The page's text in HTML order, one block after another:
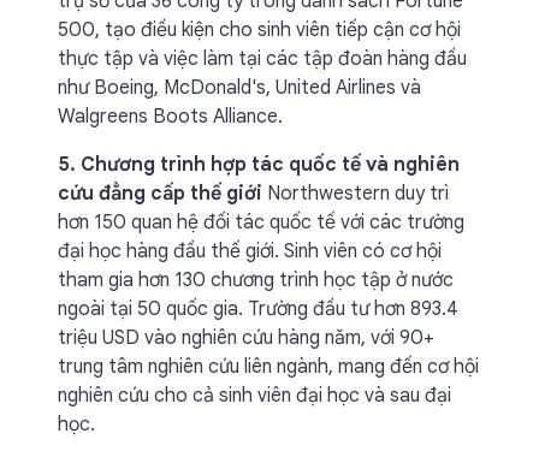
500, tạo điều kiện cho sinh viên tiếp cận cơ hội
thực tập và việc làm tại các tập đoàn hàng đầu
như Boeing, McDonald's, United Airlines và
Walgreens Boots Alliance.
5. Chương trình hợp tác quốc tế và nghiên
cứu đẳng cấp thế giới Northwestern duy trì
hơn 150 quan hệ đối tác quốc tế với các trường
đại học hàng đầu thế giới. Sinh viên có cơ hội
tham gia hơn 130 chương trình học tập ở nước
ngoài tại 50 quốc gia. Trường đầu tư hơn 893.4
triệu USD vào nghiên cứu hàng năm, với 90+
trung tâm nghiên cứu liên ngành, mang đến cơ hội
nghiên cứu cho cả sinh viên đại học và sau đại
học.